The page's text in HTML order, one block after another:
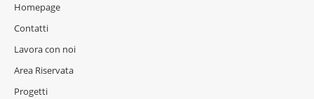
Homepage
Contatti
Lavora con noi
Area Riservata
Progetti